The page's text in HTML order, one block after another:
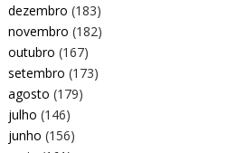
dezembro (183)
novembro (182)
outubro (167)
setembro (173)
agosto (179)
julho (146)
junho (156)